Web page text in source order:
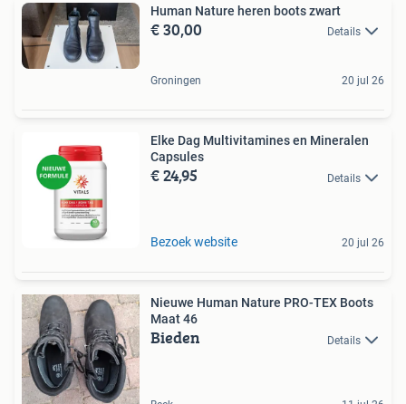
Human Nature heren boots zwart
€ 30,00 Details
Groningen 20 jul 26
Elke Dag Multivitamines en Mineralen
Capsules
€ 24,95 Details
Bezoek website 20 jul 26
Nieuwe Human Nature PRO-TEX Boots
Maat 46
Bieden Details